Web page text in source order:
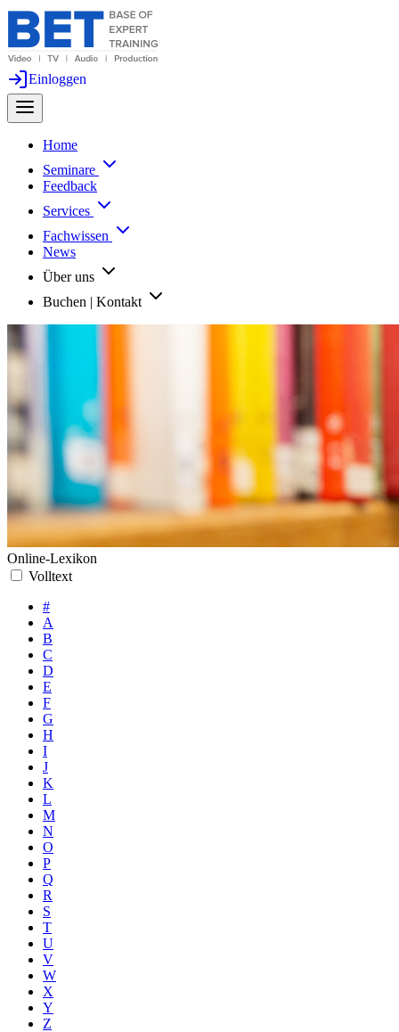
Einloggen
Home
Seminare
Feedback
Services
Fachwissen
News
Über uns
Buchen | Kontakt
Online-Lexikon
Volltext
#
A
B
C
D
E
F
G
H
I
J
K
L
M
N
O
P
Q
R
S
T
U
V
W
X
Y
Z